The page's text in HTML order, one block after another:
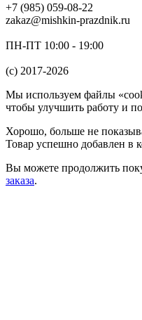
+7 (985) 059-08-22
zakaz@mishkin-prazdnik.ru
ПН-ПТ 10:00 - 19:00
(c) 2017-2026
Мы используем файлы
чтобы улучшить работу и
Хорошо, больше не
Товар успешно добавлен в
Вы можете продолжить
заказа.